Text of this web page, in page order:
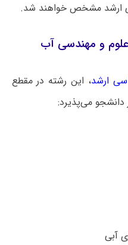
ارشد مشخص خواهند شد.
و مهندسی آب
ارشد، این رشته در مقطع
می‌پذیرد: